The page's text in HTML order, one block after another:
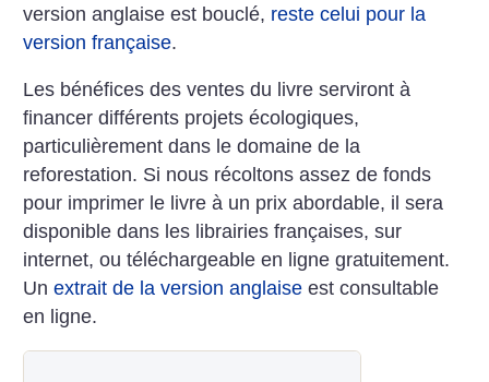
version anglaise est bouclé, reste celui pour la
version française.
Les bénéfices des ventes du livre serviront à
financer différents projets écologiques,
particulièrement dans le domaine de la
reforestation. Si nous récoltons assez de fonds
pour imprimer le livre à un prix abordable, il sera
disponible dans les librairies françaises, sur
internet, ou téléchargeable en ligne gratuitement.
Unextrait de la version anglaise est consultable
en ligne.